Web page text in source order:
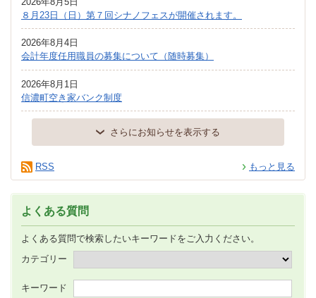
８月23日（日）第７回シナノフェスが開催されます。
2026年8月4日
会計年度任用職員の募集について（随時募集）
2026年8月1日
信濃町空き家バンク制度
さらにお知らせを表示する
もっと見る
RSS
よくある質問
よくある質問で検索したいキーワードをご入力ください。
カテゴリー
キーワード